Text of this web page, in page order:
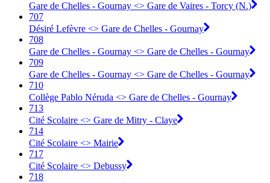
Gare de Chelles - Gournay <> Gare de Vaires - Torcy (N.)
707
Désiré Lefèvre <> Gare de Chelles - Gournay
708
Gare de Chelles - Gournay <> Gare de Chelles - Gournay
709
Gare de Chelles - Gournay <> Gare de Chelles - Gournay
710
Collège Pablo Néruda <> Gare de Chelles - Gournay
713
Cité Scolaire <> Gare de Mitry - Claye
714
Cité Scolaire <> Mairie
717
Cité Scolaire <> Debussy
718